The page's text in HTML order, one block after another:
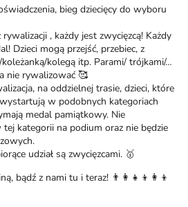
bieg dziecięcy do wyboru
, każdy jest zwycięzcą! Każdy
Dzieci mogą przejść, przebiec, z
kolegą itp. Parami/ trójkami/…
nie rywalizować 🥰
na oddzielnej trasie, dzieci, które
wystartują w podobnych kategoriach
medal pamiątkowy. Nie
kategorii na podium oraz nie będzie
udział są zwycięzcami. 🥇
bądź z nami tu i teraz! 👨‍👩‍👧‍👦👩‍👦